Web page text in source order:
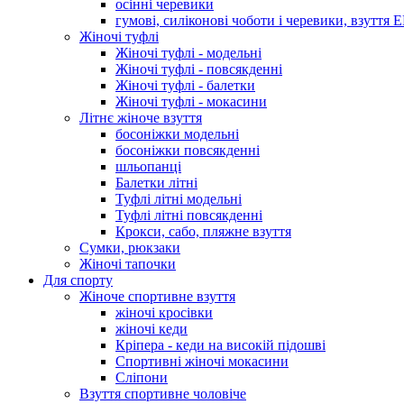
осінні черевики
гумові, силіконові чоботи і черевики, взуття
Жіночі туфлі
Жіночі туфлі - модельні
Жіночі туфлі - повсякденні
Жіночі туфлі - балетки
Жіночі туфлі - мокасини
Літнє жіноче взуття
босоніжки модельні
босоніжки повсякденні
шльопанці
Балетки літні
Туфлі літні модельні
Туфлі літні повсякденні
Крокси, сабо, пляжне взуття
Сумки, рюкзаки
Жіночі тапочки
Для спорту
Жіноче спортивне взуття
жіночі кросівки
жіночі кеди
Кріпера - кеди на високій підошві
Спортивні жіночі мокасини
Сліпони
Взуття спортивне чоловіче